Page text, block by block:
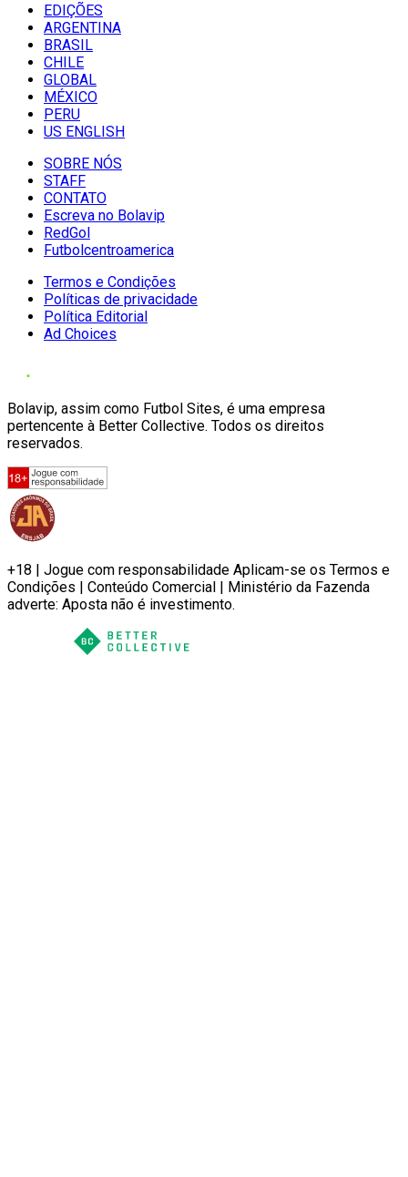
EDIÇÕES
ARGENTINA
BRASIL
CHILE
GLOBAL
MÉXICO
PERU
US ENGLISH
SOBRE NÓS
STAFF
CONTATO
Escreva no Bolavip
RedGol
Futbolcentroamerica
Termos e Condições
Políticas de privacidade
Política Editorial
Ad Choices
Bolavip, assim como Futbol Sites, é uma empresa
pertencente à Better Collective. Todos os direitos
reservados.
+18 | Jogue com responsabilidade Aplicam-se os Termos e
Condições | Conteúdo Comercial | Ministério da Fazenda
adverte: Aposta não é investimento.